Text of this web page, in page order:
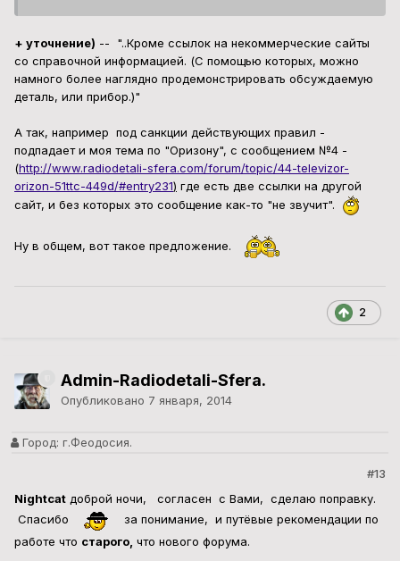
+ уточнение) -- "..Кроме ссылок на некоммерческие сайты
со справочной информацией. (С помощью которых, можно
намного более наглядно продемонстрировать обсуждаемую
деталь, или прибор.)"
А так, например под санкции действующих правил -
подпадает и моя тема по "Оризону", с сообщением №4 -
(http://www.radiodetali-sfera.com/forum/topic/44-televizor-
orizon-51ttc-449d/#entry231) где есть две ссылки на другой
сайт, и без которых это сообщение как-то "не звучит".
Ну в общем, вот такое предложение.
2
Admin-Radiodetali-Sfera.
Опубликовано 7 января, 2014
Город: г.Феодосия.
#13
Nightcat доброй ночи, согласен с Вами, сделаю поправку.
Спасибо
за понимание, и путёвые рекомендации по
работе что старого, что нового форума.